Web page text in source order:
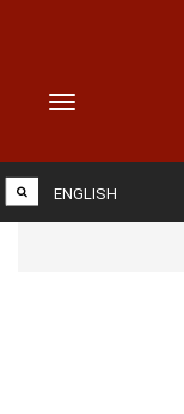
Toggle
ENGLISH